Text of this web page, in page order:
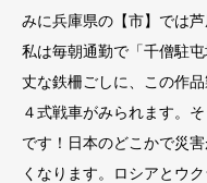
みに兵庫県の【市】では
私は毎朝通勤で「千僧駐
丈な鉄柵ごしに、この作
４式戦車がみられます。
です！日本のどこかで災
くなります。ロシアとウ